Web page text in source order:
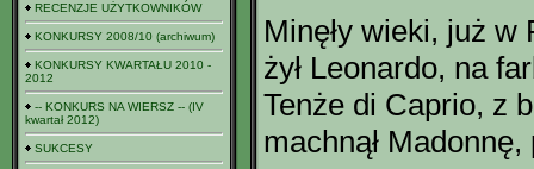
RECENZJE UŻYTKOWNIKÓW
KONKURSY 2008/10 (archiwum)
KONKURSY KWARTAŁU 2010 -
2012
-- KONKURS NA WIERSZ -- (IV
kwartał 2012)
SUKCESY
Minęły wieki, już w
żył Leonardo, na
Tenże di Caprio, z
machnął